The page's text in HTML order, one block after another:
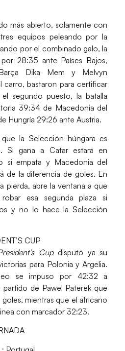
más abierto, solamente con
equipos peleando por la
por el combinado galo, la
por 28:35 ante Países Bajos,
Dika Mem y Melvyn
carro, bastaron para certificar
segundo puesto, la batalla
39:34 de Macedonia del
Hungría 29:26 ante Austria.
la Selección húngara es
Si gana a Catarestará en
si empata y Macedonia del
de la diferencia de goles. En
pierda, abre la ventana a que
esa segunda plaza si
y no lo hace laSelección
CUP
Cupdisputó ya su
para Polonia yArgelia.
se impuso por 42:32 a
partido de Pawel Paterek que
mientras que el africano
con marcador 32:23.